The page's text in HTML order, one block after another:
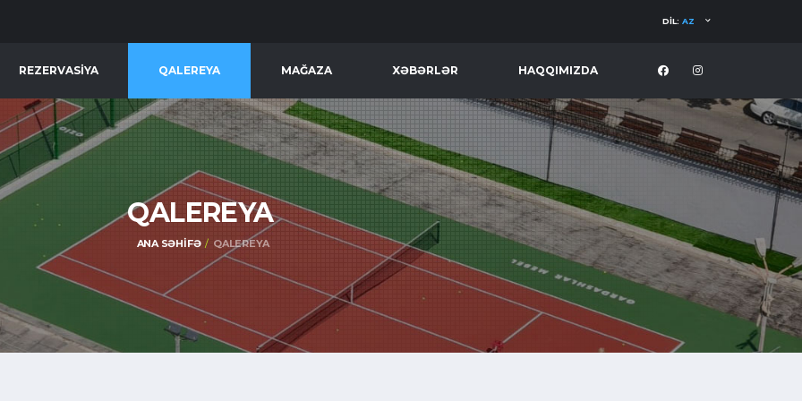
DIL: AZ
REZERVASIYA QALEREYA MAĞAZA XƏBƏRLƏR HAQQIMIZDA
QALEREYA
ANA SƏHIFƏ QALEREYA